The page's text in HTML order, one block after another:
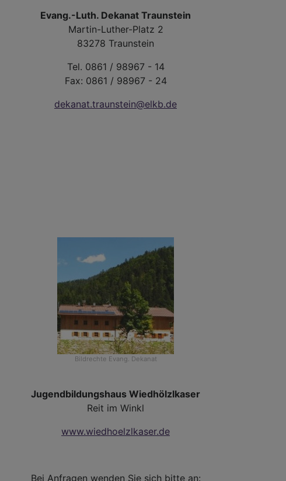
Evang.-Luth. Dekanat Traunstein
Martin-Luther-Platz 2
83278 Traunstein
Tel. 0861 / 98967 - 14
Fax: 0861 / 98967 - 24
dekanat.traunstein@elkb.de
Bildrechte Evang. Dekanat
Jugendbildungshaus Wiedhölzlkaser
Reit im Winkl
www.wiedhoelzlkaser.de
Bei Anfragen wenden Sie sich bitte an: